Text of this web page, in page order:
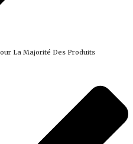
La Majorité Des Produits